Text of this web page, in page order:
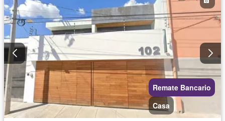
Remate Bancario
Casa